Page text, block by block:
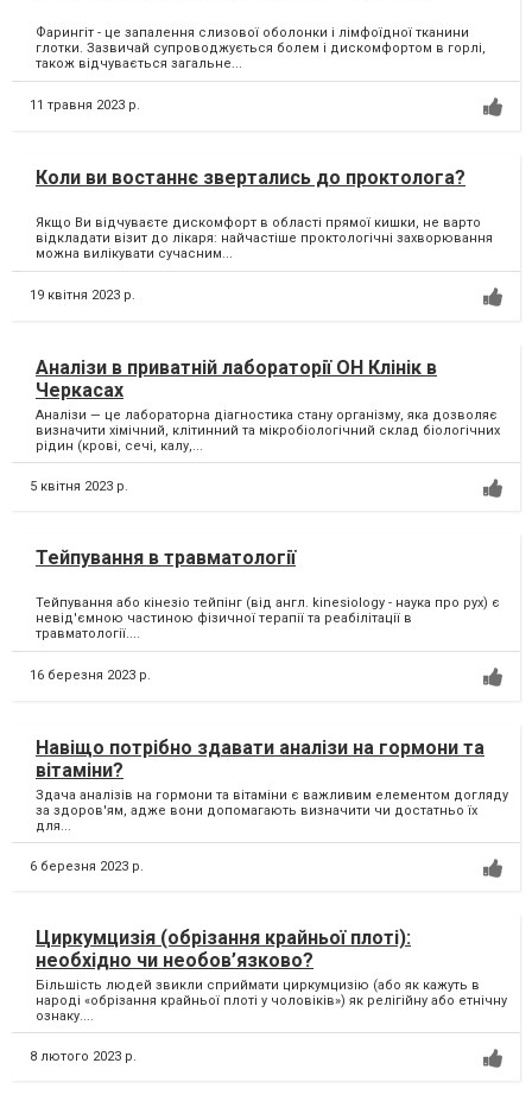
Фарингіт - це запалення слизової оболонки і лімфоїдної тканини
глотки. Зазвичай супроводжується болем і дискомфортом в горлі,
також відчувається загальне...
11 травня 2023 р.
Коли ви востаннє звертались до проктолога?
Якщо Ви відчуваєте дискомфорт в області прямої кишки, не варто
відкладати візит до лікаря: найчастіше проктологічні захворювання
можна вилікувати сучасним...
19 квітня 2023 р.
Аналізи в приватній лабораторії ОН Клінік в
Черкасах
Аналізи — це лабораторна діагностика стану організму, яка дозволяє
визначити хімічний, клітинний та мікробіологічний склад біологічних
рідин (крові, сечі, калу,...
5 квітня 2023 р.
Тейпування в травматології
Тейпування або кінезіо тейпінг (від англ. kinesiology - наука про рух) є
невід'ємною частиною фізичної терапії та реабілітації в
травматології....
16 березня 2023 р.
Навіщо потрібно здавати аналізи на гормони та
вітаміни?
Здача аналізів на гормони та вітаміни є важливим елементом догляду
за здоров'ям, адже вони допомагають визначити чи достатньо їх
для...
6 березня 2023 р.
Циркумцизія (обрізання крайньої плоті):
необхідно чи необов’язково?
Більшість людей звикли сприймати циркумцизію (або як кажуть в
народі «обрізання крайньої плоті у чоловіків») як релігійну або етнічну
ознаку....
8 лютого 2023 р.